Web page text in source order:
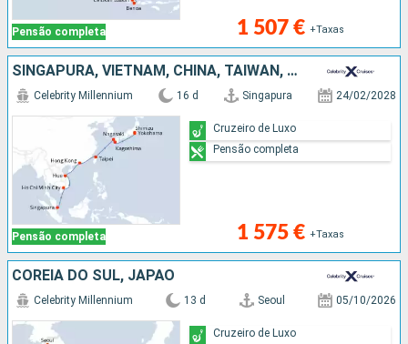
Pensão completa 1 507 € +Taxas
SINGAPURA, VIETNAM, CHINA, TAIWAN, JAPÃO
Pensão completa
Celebrity Millennium 16 d Singapura 24/02/2028
1 575 € +Taxas
Cruzeiro de Luxo
Pensão completa
COREIA DO SUL, JAPÃO
Celebrity Millennium 13 d Seoul 05/10/2026
Cruzeiro de Luxo